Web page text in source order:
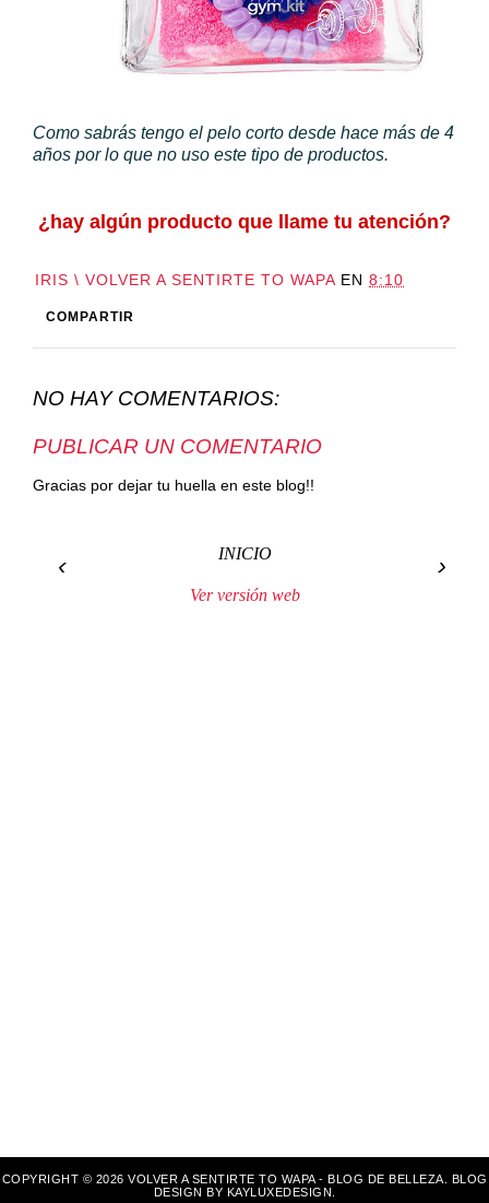
Como sabrás tengo el pelo corto desde hace más de 4
años por lo que no uso este tipo de productos.
¿hay algún producto que llame tu atención?
IRIS \ VOLVER A SENTIRTE TO WAPA EN 8:10
COMPARTIR
NO HAY COMENTARIOS:
PUBLICAR UN COMENTARIO
Gracias por dejar tu huella en este blog!!
‹ ›
INICIO
Ver versión web
COPYRIGHT © 2026 VOLVER A SENTIRTE TO WAPA - BLOG DE BELLEZA . BLOG
DESIGN BY KAYLUXEDESIGN